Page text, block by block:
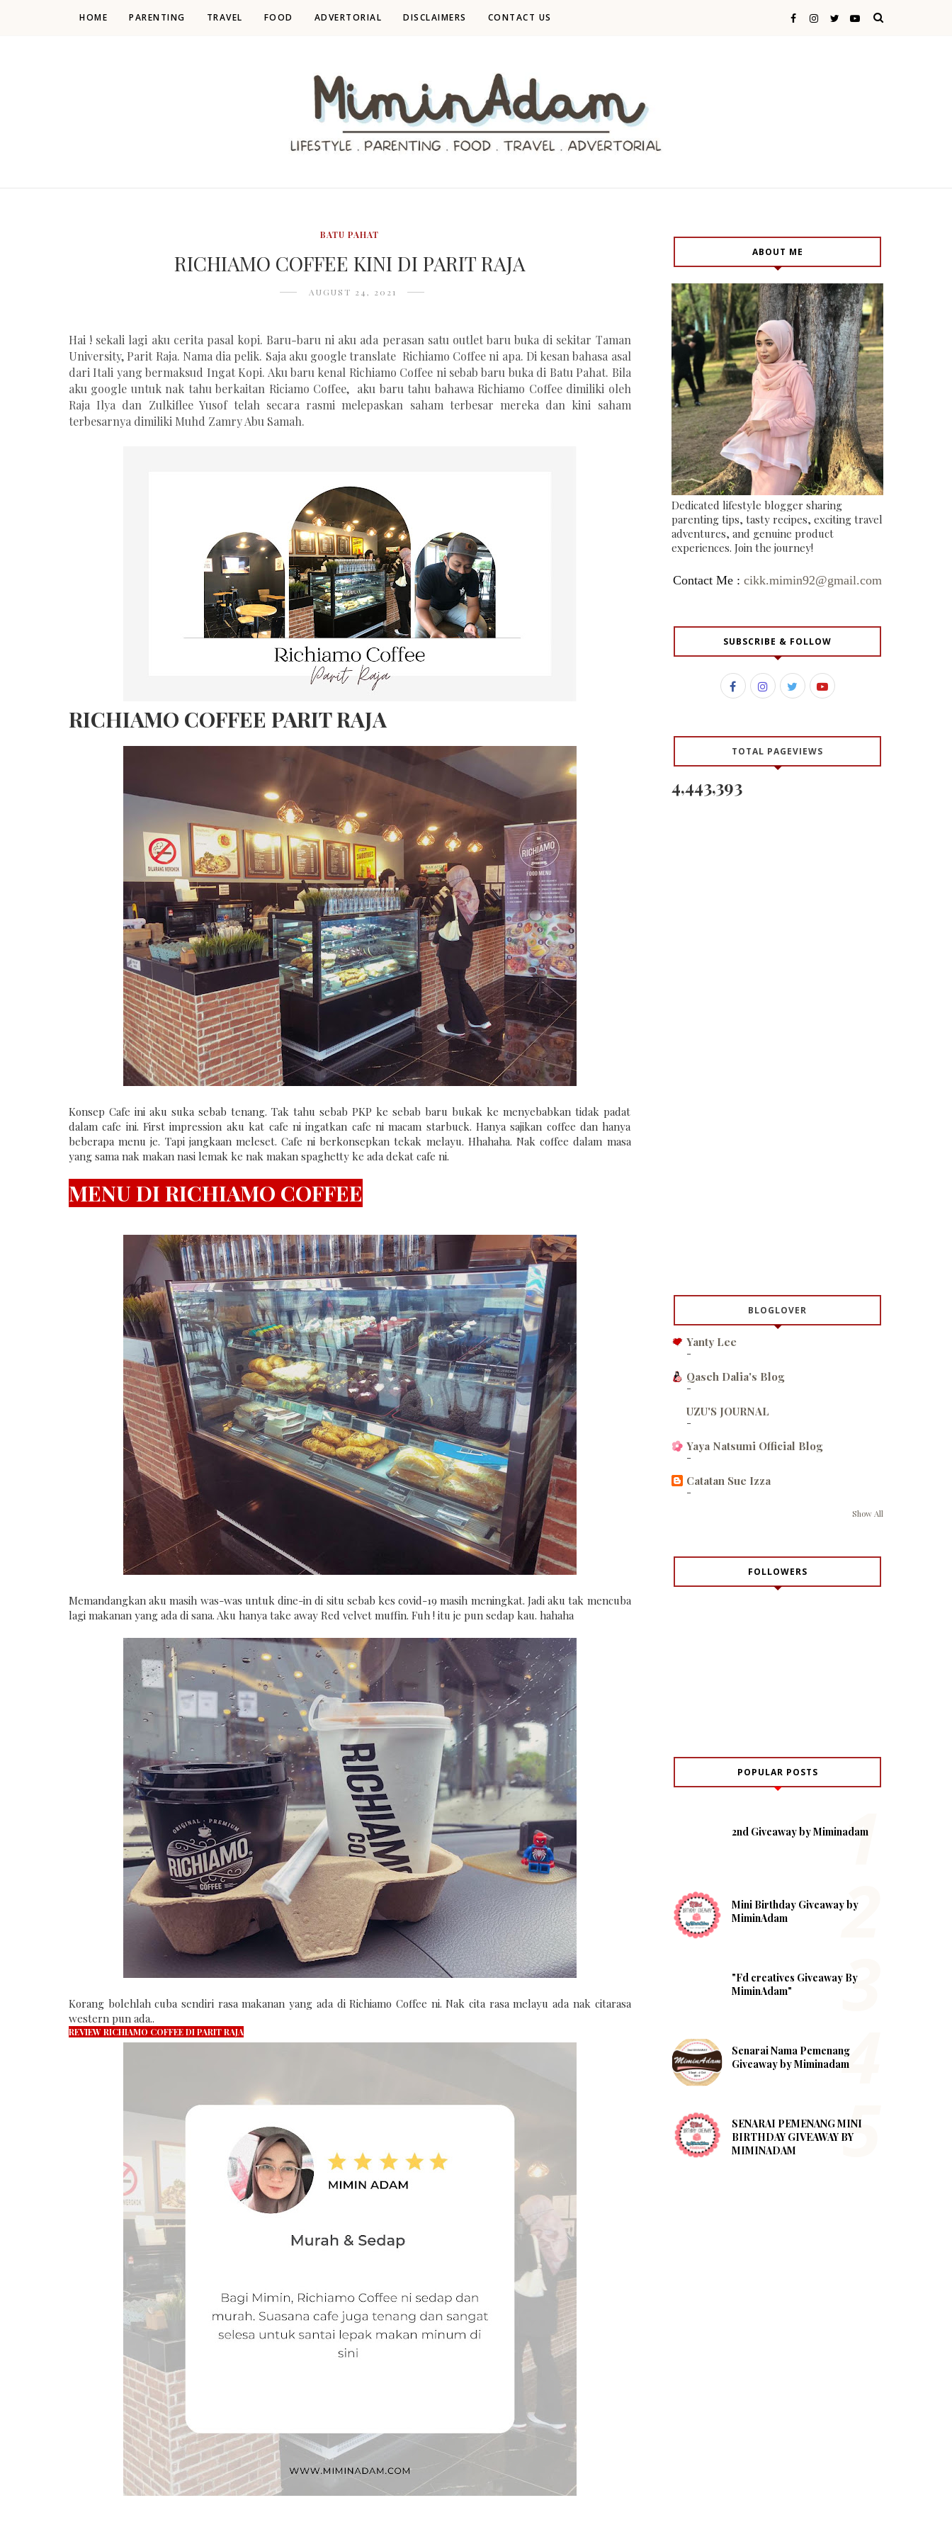
HOME PARENTING TRAVEL FOOD ADVERTORIAL DISCLAIMERS CONTACT US
BATU PAHAT
RICHIAMO COFFEE KINI DI PARIT RAJA
AUGUST 24, 2021
Hai ! sekali lagi aku cerita pasal kopi. Baru-baru ni aku ada perasan satu outlet baru buka di sekitar Taman
University, Parit Raja. Nama dia pelik. Saja aku google translate Richiamo Coffee ni apa. Di kesan bahasa asal
dari Itali yang bermaksud Ingat Kopi. Aku baru kenal Richiamo Coffee ni sebab baru buka di Batu Pahat. Bila
aku google untuk nak tahu berkaitan Riciamo Coffee, aku baru tahu bahawa Richiamo Coffee dimiliki oleh
Raja Ilya dan Zulkiflee Yusof telah secara rasmi melepaskan saham terbesar mereka dan kini saham
terbesarnya dimiliki Muhd Zamry Abu Samah.
RICHIAMO COFFEE PARIT RAJA
Konsep Cafe ini aku suka sebab tenang. Tak tahu sebab PKP ke sebab baru bukak ke menyebabkan tidak padat
dalam cafe ini. First impression aku kat cafe ni ingatkan cafe ni macam starbuck. Hanya sajikan coffee dan hanya
beberapa menu je. Tapi jangkaan meleset. Cafe ni berkonsepkan tekak melayu. Hhahaha. Nak coffee dalam masa
yang sama nak makan nasi lemak ke nak makan spaghetty ke ada dekat cafe ni.
MENU DI RICHIAMO COFFEE
Memandangkan aku masih was-was untuk dine-in di situ sebab kes covid-19 masih meningkat. Jadi aku tak mencuba
lagi makanan yang ada di sana. Aku hanya take away Red velvet muffin. Fuh ! itu je pun sedap kau. hahaha
Korang bolehlah cuba sendiri rasa makanan yang ada di Richiamo Coffee ni. Nak cita rasa melayu ada nak citarasa
western pun ada..
REVIEW RICHIAMO COFFEE DI PARIT RAJA
ABOUT ME
Dedicated lifestyle blogger sharing
parenting tips, tasty recipes, exciting travel
adventures, and genuine product
experiences. Join the journey!
Contact Me : cikk.mimin92@gmail.com
SUBSCRIBE & FOLLOW
TOTAL PAGEVIEWS
4,443,393
BLOGLOVER
Yanty Lee
-
Qaseh Dalia's Blog
-
UZU'S JOURNAL
-
Yaya Natsumi Official Blog
-
Catatan Sue Izza
-
Show All
FOLLOWERS
POPULAR POSTS
2nd Giveaway by Miminadam
Mini Birthday Giveaway by
MiminAdam
"Fd creatives Giveaway By
MiminAdam"
Senarai Nama Pemenang
Giveaway by Miminadam
SENARAI PEMENANG MINI
BIRTHDAY GIVEAWAY BY
MIMINADAM